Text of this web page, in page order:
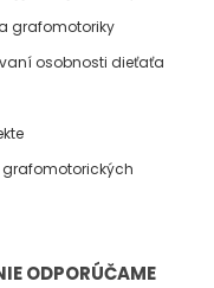
grafomotoriky
osobnosti dieťaťa
grafomotorických
ODPORÚČAME